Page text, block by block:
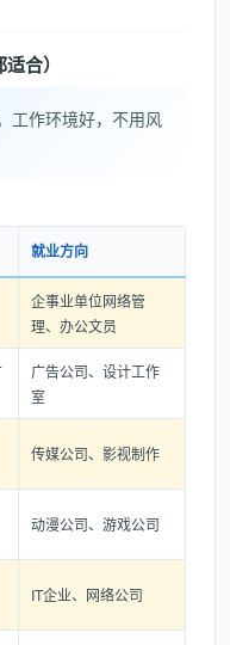
合）
工作环境好，不用风
就业方向
企事业单位网络管
理、办公文员
广告公司、设计工作
室
传媒公司、影视制作
动漫公司、游戏公司
IT企业、网络公司